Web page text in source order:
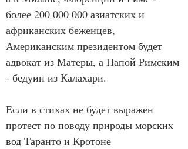
более 200 000 000 азиатских и
африканских беженцев,
Американским президентом будет
адвокат из Матеры, а Папой Римским
- бедуин из Калахари.
Если в стихах не будет выражен
протест по поводу природы морских
вод Таранто и Кротоне